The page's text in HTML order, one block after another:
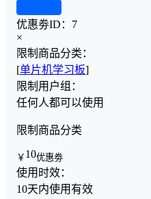
优惠劵ID： 7
×
限制商品分类：
[单片机学习板]
限制用户组：
任何人都可以使用
限制商品分类
￥ 10优惠劵
使用时效：
10天内使用有效